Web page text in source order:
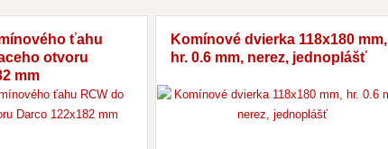
ťahu
otvoru
mm
Komínové dvierka 118x180 mm,
hr. 0.6 mm, nerez, jednoplášť